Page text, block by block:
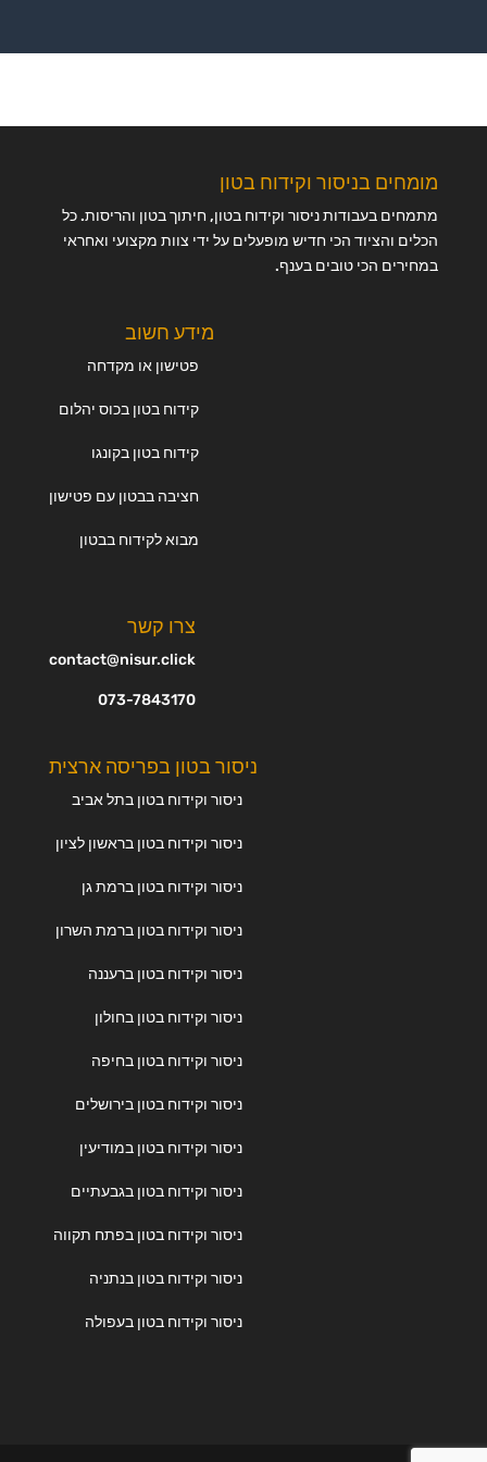
מומחים בניסור וקידוח בטון
מתמחים בעבודות ניסור וקידוח בטון, חיתוך בטון והריסות. כל
הכלים והציוד הכי חדיש מופעלים על ידי צוות מקצועי ואחראי
במחירים הכי טובים בענף.
מידע חשוב
פטישון או מקדחה
קידוח בטון בכוס יהלום
קידוח בטון בקונגו
חציבה בבטון עם פטישון
מבוא לקידוח בבטון
צרו קשר
contact@nisur.click
073-7843170
ניסור בטון בפריסה ארצית
ניסור וקידוח בטון בתל אביב
ניסור וקידוח בטון בראשון לציון
ניסור וקידוח בטון ברמת גן
ניסור וקידוח בטון ברמת השרון
ניסור וקידוח בטון ברעננה
ניסור וקידוח בטון בחולון
ניסור וקידוח בטון בחיפה
ניסור וקידוח בטון בירושלים
ניסור וקידוח בטון במודיעין
ניסור וקידוח בטון בגבעתיים
ניסור וקידוח בטון בפתח תקווה
ניסור וקידוח בטון בנתניה
ניסור וקידוח בטון בעפולה